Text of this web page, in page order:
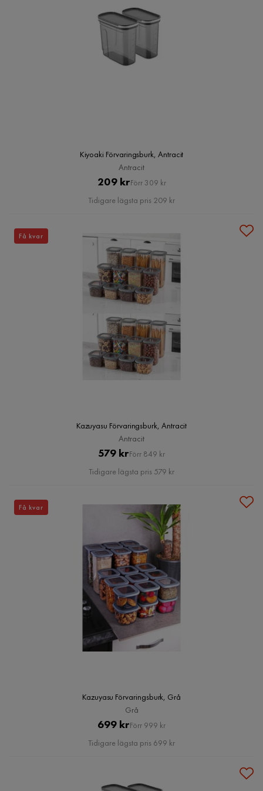
Kiyoaki Förvaringsburk, Antracit
Antracit
Pris
209 krOriginal
Pris
Förr 309 kr
Tidigare lägsta pris 209 kr
Kazuyasu Förvaringsburk, Antracit
Antracit
Pris
579 krOriginal
Pris
Förr 849 kr
Tidigare lägsta pris 579 kr
Få kvar
Kazuyasu Förvaringsburk, Grå
Grå
Pris
699 krOriginal
Pris
Förr 999 kr
Tidigare lägsta pris 699 kr
Få kvar